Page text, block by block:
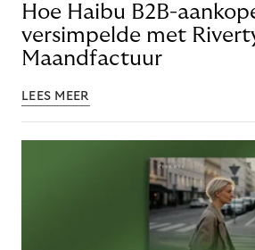
Hoe Haibu B2B-
versimpelde met
Maandfactuur
LEES MEER